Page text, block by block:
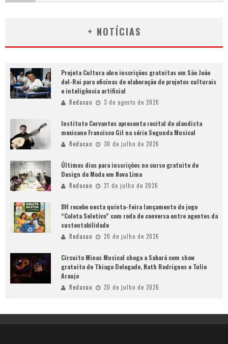
+ NOTÍCIAS
Projeta Cultura abre inscrições gratuitas em São João
del-Rei para oficinas de elaboração de projetos culturais
e inteligência artificial
Redacao 3 de agosto de 2026
Instituto Cervantes apresenta recital do alaudista
mexicano Francisco Gil na série Segunda Musical
Redacao 30 de julho de 2026
Últimos dias para inscrições no curso gratuito de
Design de Moda em Nova Lima
Redacao 21 de julho de 2026
BH recebe nesta quinta-feira lançamento do jogo
“Coleta Seletiva” com roda de conversa entre agentes da
sustentabilidade
Redacao 20 de julho de 2026
Circuito Minas Musical chega a Sabará com show
gratuito de Thiago Delegado, Nath Rodrigues e Tulio
Araujo
Redacao 20 de julho de 2026